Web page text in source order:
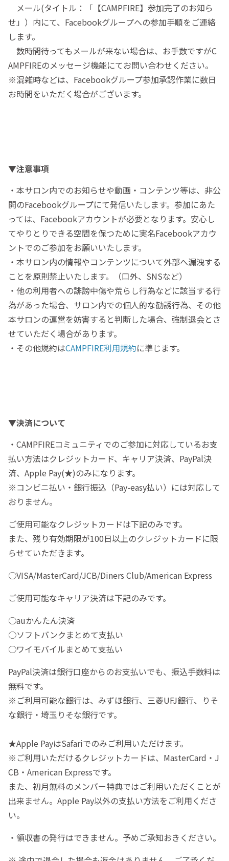
メール(タイトル：「【CAMPFIRE】参加完了のお知ら
せ」）内にて、Facebookグループへの参加手順をご連絡
します。
数時間待ってもメールが来ない場合は、お手数ですがC
AMPFIREのメッセージ機能にてお問い合わせください。
※混雑時などは、Facebookグループ参加承認作業に数日
お時間をいただく場合がございます。
▼注意事項
・本サロン内でのお知らせや動画・コンテンツ等は、非公
開のFacebookグループにて発信いたします。参加にあた
っては、Facebookアカウントが必要となります。安心し
てやりとりできる空間を保つために実名Facebookアカウ
ントでのご参加をお願いいたします。
・本サロン内の情報やコンテンツについて外部へ漏洩する
ことを原則禁止いたします。（口外、SNSなど）
・他の利用者への誹謗中傷や荒らし行為などに該当する行
為があった場合、サロン内での個人的な勧誘行為、その他
本サロンの運営を妨害すると判断した場合、強制退会とさ
せていただく場合があります。
・その他規約はCAMPFIRE利用規約に準じます。
▼決済について
・CAMPFIREコミュニティでのご参加に対応しているお支
払い方法はクレジットカード、キャリア決済、PayPal決
済、Apple Pay(★)のみになります。
※コンビニ払い・銀行振込（Pay-easy払い）には対応して
おりません。
ご使用可能なクレジットカードは下記のみです。
また、残り有効期限が100日以上のクレジットカードに限
らせていただきます。
○VISA/MasterCard/JCB/Diners Club/American Express
ご使用可能なキャリア決済は下記のみです。
○auかんたん決済
○ソフトバンクまとめて支払い
○ワイモバイルまとめて支払い
PayPal決済は銀行口座からのお支払いでも、振込手数料は
無料です。
※ご利用可能な銀行は、みずほ銀行、三菱UFJ銀行、りそ
な銀行・埼玉りそな銀行です。
★Apple PayはSafariでのみご利用いただけます。
※ご利用いただけるクレジットカードは、MasterCard・J
CB・American Expressです。
また、初月無料のメンバー特典ではご利用いただくことが
出来ません。Apple Pay以外の支払い方法をご利用くださ
い。
・領収書の発行はできません。予めご承知おきください。